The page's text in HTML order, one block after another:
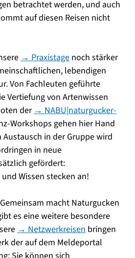
betrachtet werden, und auch
auf diesen Reisen nicht
→ Praxistage noch stärker
lebendigen
Von Fachleuten geführte
Vertiefung von Artenwissen
der → NABU|naturgucker-
Workshops gehen hier Hand
Austausch in der Gruppe wird
in neue
gefördert:
Wissen stecken an!
macht Naturgucken
es eine weitere besondere
→ Netzwerkreisen bringen
der auf dem Meldeportal